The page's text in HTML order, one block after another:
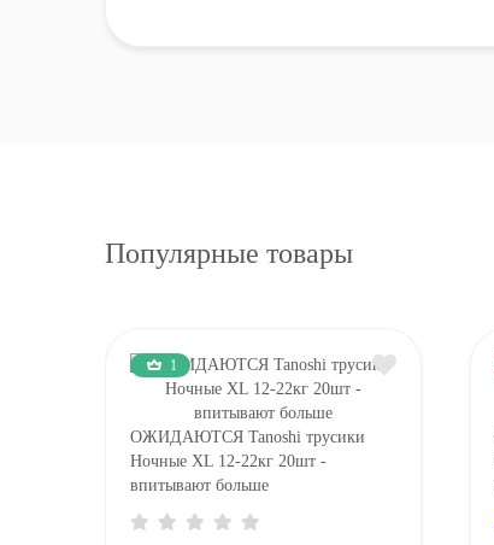
Популярные товары
1
ОЖИДАЮТСЯ Tanoshi трусики
Ночные XL 12-22кг 20шт -
впитывают больше